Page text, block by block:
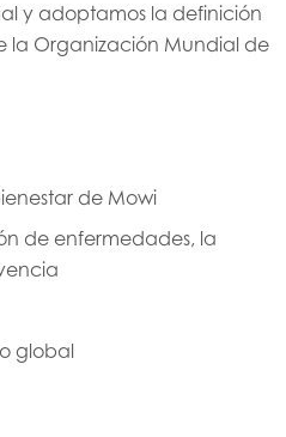
y adoptamos la definición
la Organización Mundial de
de Mowi
de enfermedades, la
global